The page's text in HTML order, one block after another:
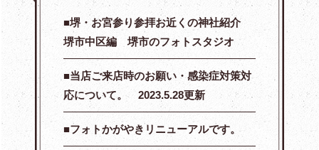
堺・お宮参り参拝お近くの神社紹介
堺市中区編 堺市のフォトスタジオ
当店ご来店時のお願い・感染症対策対
応について。 2023.5.28更新
フォトかがやきリニューアルです。